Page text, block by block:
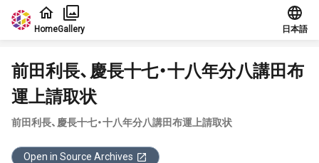
Jump to main content
HomeGallery 日本語
前田利長、慶長十七・十八年分八講田布
運上請取状
前田利長、慶長十七・十八年分八講田布運上請取状
Open in Source Archives